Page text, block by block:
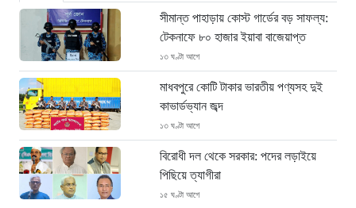
সীমান্ত পাহাড়ায় কোস্ট গার্ডের বড় সাফল্য:
টেকনাফে ৮০ হাজার ইয়াবা বাজেয়াপ্ত
১৩ ঘণ্টা আগে
মাধবপুরে কোটি টাকার ভারতীয় পণ্যসহ দুই
কাভার্ডভ্যান জব্দ
১৩ ঘণ্টা আগে
বিরোধী দল থেকে সরকার: পদের লড়াইয়ে
পিছিয়ে ত্যাগীরা
১৫ ঘণ্টা আগে